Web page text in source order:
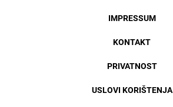
IMPRESSUM
KONTAKT
PRIVATNOST
USLOVI KORIŠTENJA